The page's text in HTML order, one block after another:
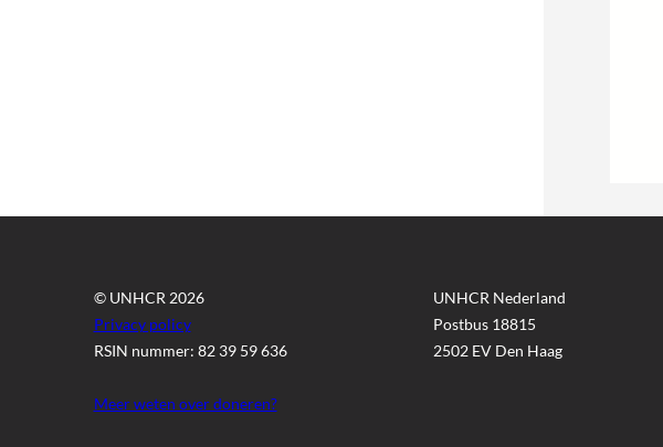
© UNHCR 2026
Privacy policy
RSIN nummer: 82 39 59 636
Meer weten over doneren?
UNHCR Nederland
Postbus 18815
2502 EV Den Haag